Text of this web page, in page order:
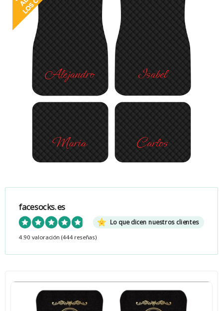
facesocks.es
Lo que dicen nuestros clientes
4.90 valoración (444 reseñas)